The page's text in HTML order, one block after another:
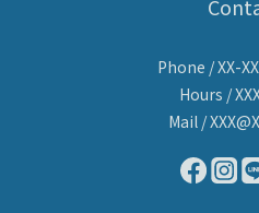
Phone / XX-
Hours /
Mail /